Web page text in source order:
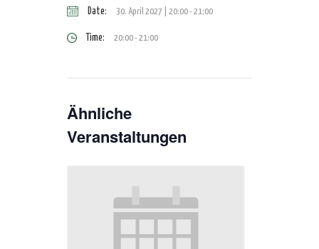
Date: 30. April 2027 | 20:00-21:00
Time: 20:00 - 21:00
Ähnliche
Veranstaltungen